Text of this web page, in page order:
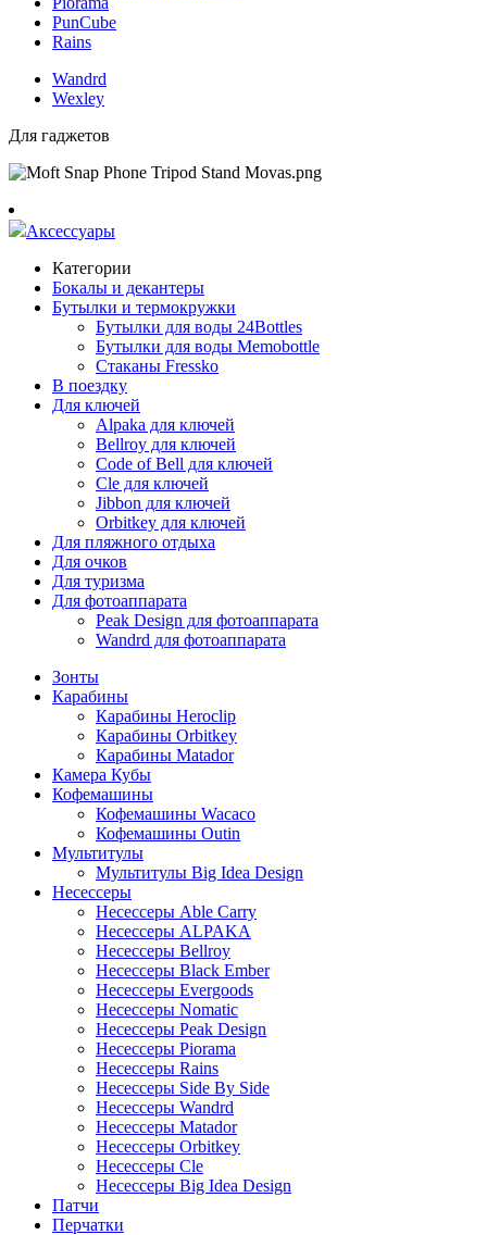
PunCube
Rains
Wandrd
Wexley
Для гаджетов
Аксессуары
Категории
Бокалы и декантеры
Бутылки и термокружки
Бутылки для воды 24Bottles
Бутылки для воды Memobottle
Стаканы Fressko
В поездку
Для ключей
Alpaka для ключей
Bellroy для ключей
Code of Bell для ключей
Cle для ключей
Jibbon для ключей
Orbitkey для ключей
Для пляжного отдыха
Для очков
Для туризма
Для фотоаппарата
Peak Design для фотоаппарата
Wandrd для фотоаппарата
Зонты
Карабины
Карабины Heroclip
Карабины Orbitkey
Карабины Matador
Камера Кубы
Кофемашины
Кофемашины Wacaco
Кофемашины Outin
Мультитулы
Мультитулы Big Idea Design
Несессеры
Несессеры Able Carry
Несессеры ALPAKA
Несессеры Bellroy
Несессеры Black Ember
Несессеры Evergoods
Несессеры Nomatic
Несессеры Peak Design
Несессеры Piorama
Несессеры Rains
Несессеры Side By Side
Несессеры Wandrd
Несессеры Matador
Несессеры Orbitkey
Несессеры Cle
Несессеры Big Idea Design
Патчи
Перчатки